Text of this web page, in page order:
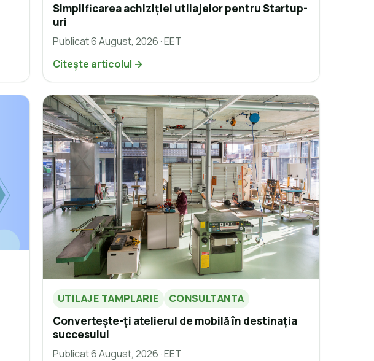
Simplificarea achiziției utilajelor pentru Startup-
uri
Publicat 6 August, 2026 · EET
Citește articolul →
UTILAJE TAMPLARIE CONSULTANTA
Convertește-ți atelierul de mobilă în destinația
succesului
Publicat 6 August, 2026 · EET